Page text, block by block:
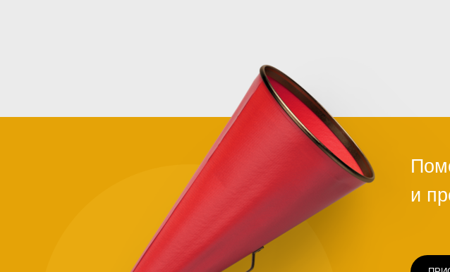
Зачем
помогать
нуждающимся